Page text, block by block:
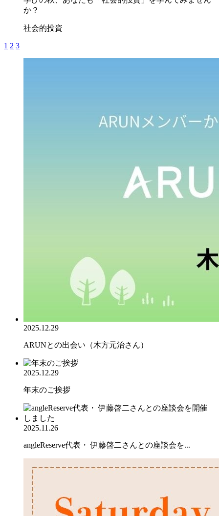
か？
社会的投資
1 2 3
2025.12.29
ARUNとの出会い（木方元治さん）
2025.12.29
年末のご挨拶
2025.11.26
angleReserve代表・ 伊藤啓二さんとの座談会を...